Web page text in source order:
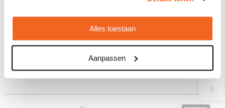
Alles toestaan
Aanpassen
Bedrukt geleverd in: 10 werkdag(en)
Bekijken